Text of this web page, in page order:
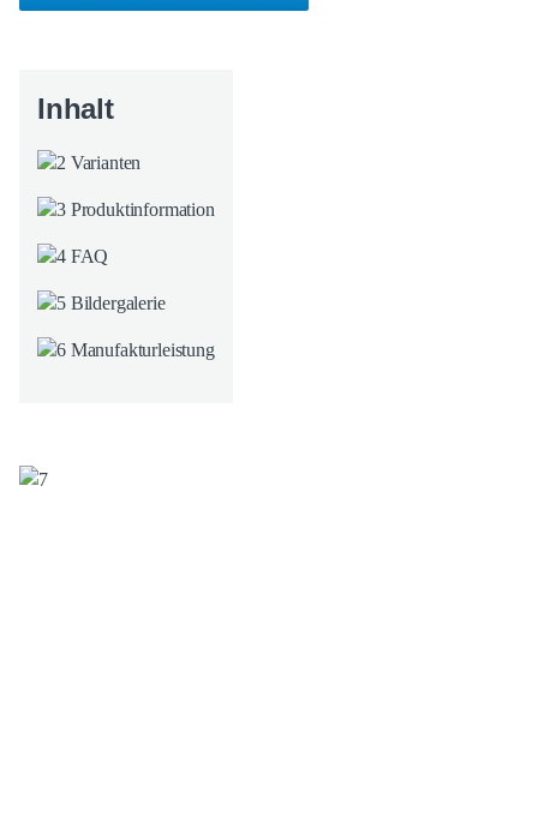
Varianten
Produktinformation
FAQ
Bildergalerie
Manufakturleistung